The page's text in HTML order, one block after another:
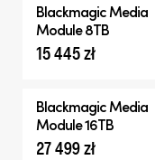
BlackmagicMedia
Module 8TB
15 445 zł
BlackmagicMedia
Module 16TB
27 499 zł